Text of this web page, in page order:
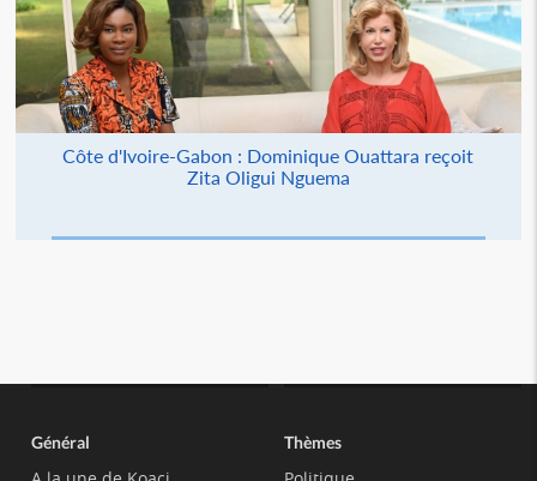
Côte d'Ivoire-Gabon : Dominique Ouattara reçoit
Zita Oligui Nguema
Général Thèmes